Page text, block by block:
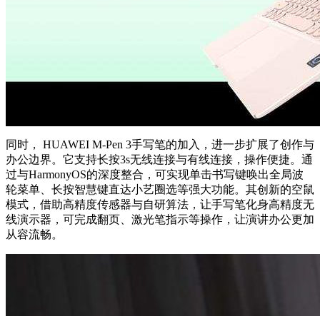
同时， HUAWEI M-Pen 3手写笔的加入，进一步扩展了创作与
办公边界。它支持长按3s无线连接与有线连接，操作便捷。通
过与HarmonyOS的深度整合，可实现单击书写键唤出全局波
轮菜单、长按智慧键直达小艺圈选等强大功能。其创新的空鼠
模式，借助高精度传感器与自研算法，让手写笔化身高精度无
线演示器，可完成翻页、激光笔指示等操作，让演讲办公更加
从容流畅。